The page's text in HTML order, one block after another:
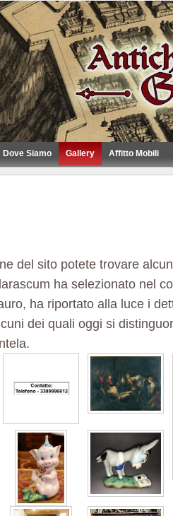
Dove Siamo Gallery Affitto Mobili
del sito potete trovare
ha selezionato nel
ha riportato alla luce i
dei quali oggi si